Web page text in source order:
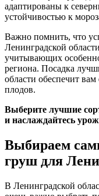
адаптированы к
устойчивостью к
Важно помнить, что
Ленинградской
учитывающих
региона. Посадка
области обеспечит
плодов.
Выберите лучшие
и наслаждайтесь
Выбираем
груш для
В Ленинградской